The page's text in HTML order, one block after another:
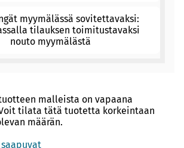
myymälässä sovitettavaksi:
tilauksen toimitustavaksi
nouto myymälästä
malleista on vapaana
tilata tätä tuotetta korkeintaan
määrän.